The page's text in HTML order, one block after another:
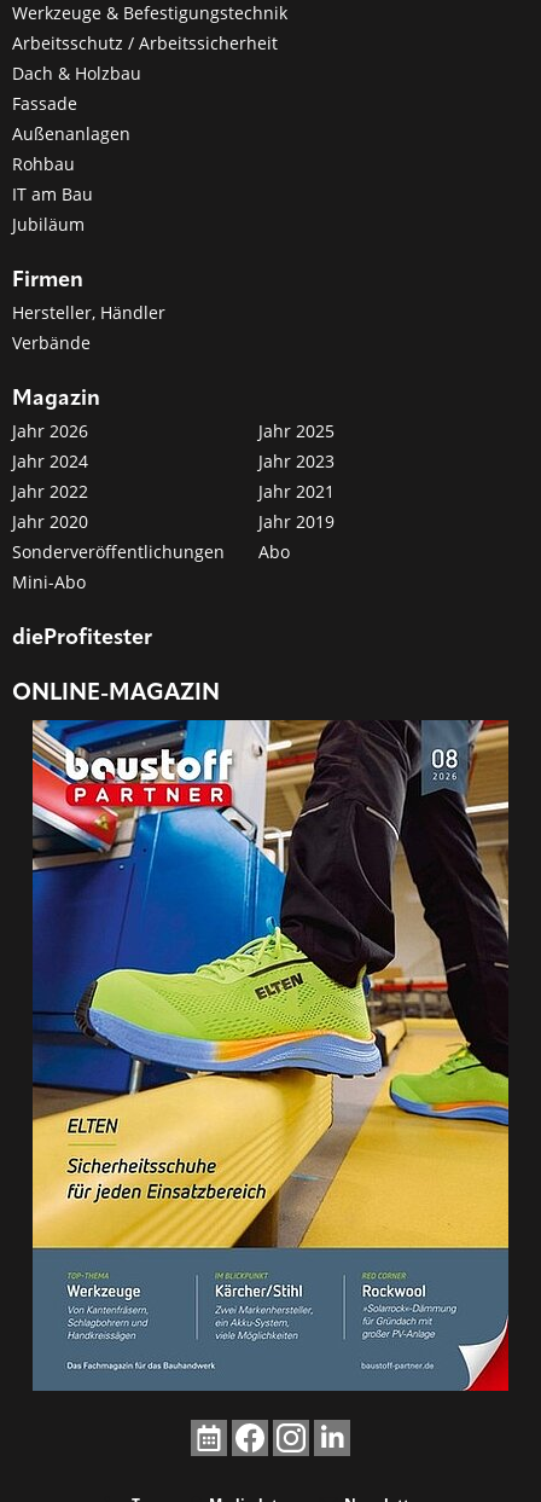
Werkzeuge & Befestigungstechnik
Arbeitsschutz / Arbeitssicherheit
Dach & Holzbau
Fassade
Außenanlagen
Rohbau
IT am Bau
Jubiläum
Firmen
Hersteller, Händler
Verbände
Magazin
Jahr 2026
Jahr 2025
Jahr 2024
Jahr 2023
Jahr 2022
Jahr 2021
Jahr 2020
Jahr 2019
Sonderveröffentlichungen
Abo
Mini-Abo
dieProfitester
ONLINE-MAGAZIN